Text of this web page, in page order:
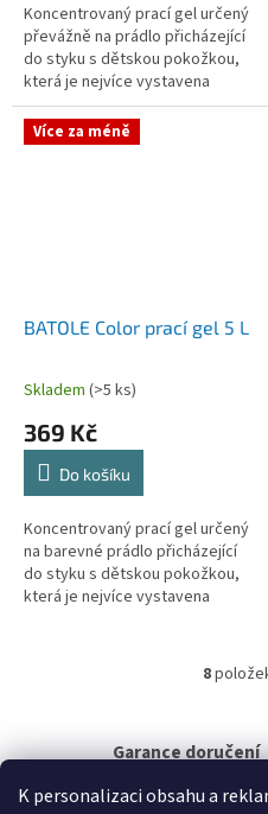
K personalizaci obsahu a
Koncentrovaný prací gel určený
převážně na prádlo přicházející
do styku s dětskou pokožkou,
která je nejvíce vystavena
rizikům podráždění a alergiím, a
pro osoby s citlivou...
Více za méně
BATOLE Color prací gel 5 L
Průměrné
produktu
5,0
5
hvězdiček.
Skladem (>5 ks)
369 Kč
Do košíku
Koncentrovaný prací gel určený
na barevné prádlo přicházející
do styku s dětskou pokožkou,
která je nejvíce vystavena
8
Garance doručení